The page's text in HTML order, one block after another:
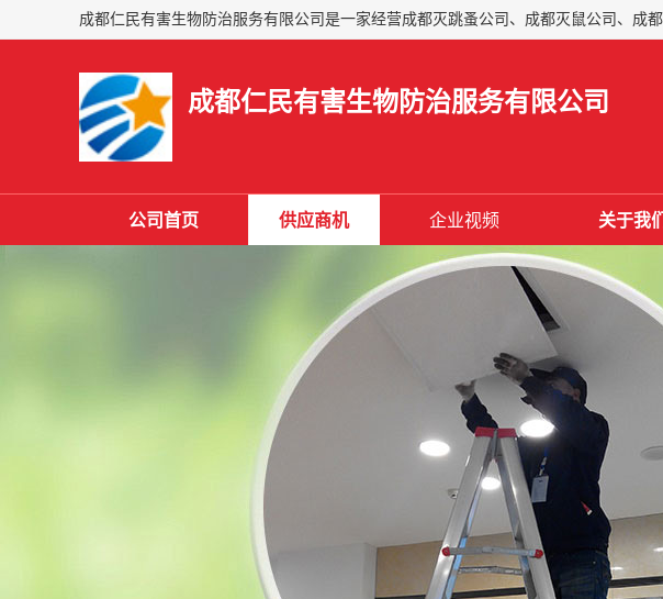
成都仁民有害生物防治服务有限公司
公司首页 供应商机 企业视频 关于我们